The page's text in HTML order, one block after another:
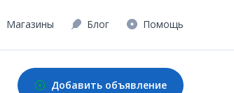
Магазины Блог Помощь
Добавить объявление